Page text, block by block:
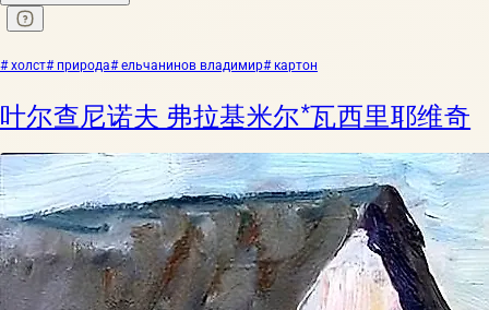
# холст# природа# ельчанинов владимир# картон
叶尔查尼诺夫 弗拉基米尔*瓦西里耶维奇